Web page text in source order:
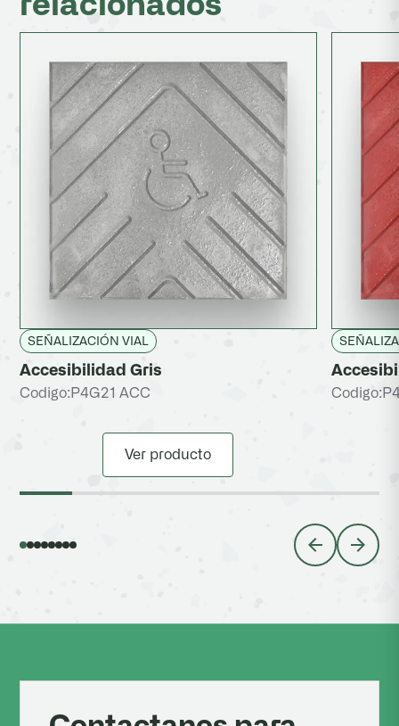
SEÑALIZACIÓN VIAL
Accesibilidad Gris
Codigo: P4G21 ACC
Ver producto
Codigo: